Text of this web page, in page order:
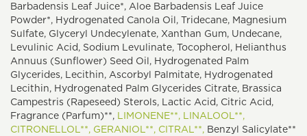
Barbadensis Leaf Juice*, Aloe Barbadensis Leaf Juice
Powder*, Hydrogenated Canola Oil, Tridecane, Magnesium
Sulfate, Glyceryl Undecylenate, Xanthan Gum, Undecane,
Levulinic Acid, Sodium Levulinate, Tocopherol, Helianthus
Annuus (Sunflower) Seed Oil, Hydrogenated Palm
Glycerides, Lecithin, Ascorbyl Palmitate, Hydrogenated
Lecithin, Hydrogenated Palm Glycerides Citrate, Brassica
Campestris (Rapeseed) Sterols, Lactic Acid, Citric Acid,
Fragrance (Parfum)**, LIMONENE**, LINALOOL**,
CITRONELLOL**, GERANIOL**, CITRAL**, Benzyl Salicylate**